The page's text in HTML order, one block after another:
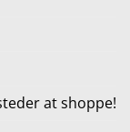
at shoppe!